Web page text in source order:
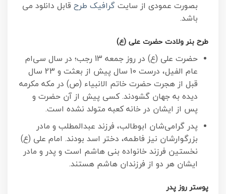
بصورت عمودی از سایت گرافیک طرحقابل دانلود می
باشد.
طرح بنر ولادت حضرت علی (ع)
حضرت علی (ع) در روز جمعه 13 رجب؛ در سال سى‌‏ام
عام الفیل، درست 10 سال پیش از بعثت و 23 سال
قبل از هجرت حضرت خاتم الانبیاء (ص) در مکه مکرمه
دیده به جهان گشودند. کسی پیش از آن حضرت و
پس از ایشان در خانه کعبه متولد نشده است.
پدر گرامی‌شان ابوطالب، فرزند عبدالمطلب و مادر
بزرگوارشان نیز فاطمه، دختر اسد بودند. امام علی (ع)
نخستین فرزند خانواده بنی هاشم است و پدر و مادر
ایشان هر دو از فرزندان هاشم هستند.
پوستر روز پدر